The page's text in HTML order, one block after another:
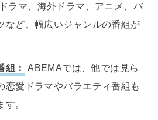
ラマ、海外ドラマ、アニメ、バ
など、幅広いジャンルの番組が
組：
ABEMAでは、他では見ら
恋愛ドラマやバラエティ番組も
。